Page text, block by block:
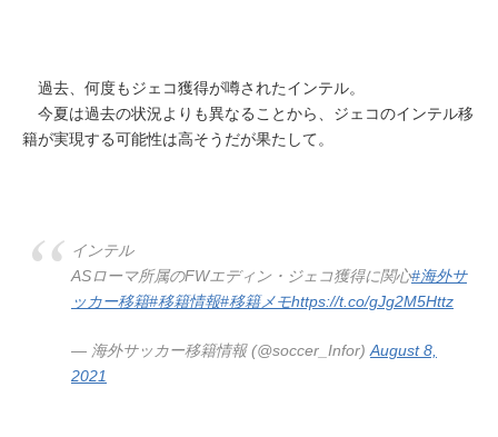
過去、何度もジェコ獲得が噂されたインテル。
今夏は過去の状況よりも異なることから、ジェコのインテル移
籍が実現する可能性は高そうだが果たして。
インテル
ASローマ所属のFWエディン・ジェコ獲得に関心#海外サ
ッカー移籍#移籍情報#移籍メモhttps://t.co/gJg2M5Httz
— 海外サッカー移籍情報 (@soccer_Infor) August 8,
2021